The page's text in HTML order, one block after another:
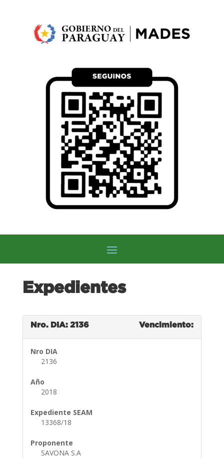
Expedientes
Nro. DIA: 2136 Vencimiento:
Nro DIA
2136
Año
2018
Expediente SEAM
13368/18
Proponente
SAVONA S.A